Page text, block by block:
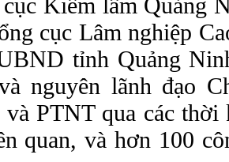
Kiểm lâm Quảng
cục Lâm nghiệp
tỉnh Quảng
nguyên lãnh đạo
PTNT qua các
quan, và hơn 100